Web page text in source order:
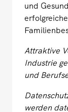
und
Attraktive
Industrie
und
werden